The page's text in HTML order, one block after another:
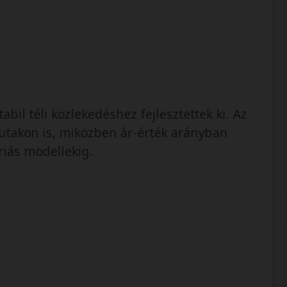
téli közlekedéshez fejlesztettek ki. Az
is, miközben ár-érték arányban
modellekig.